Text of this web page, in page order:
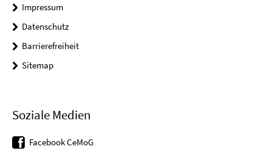
Impressum
Datenschutz
Barrierefreiheit
Sitemap
Soziale Medien
Facebook CeMoG